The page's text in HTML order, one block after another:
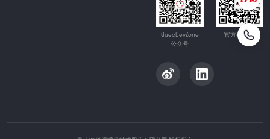
QuecDevZone
公众号
官方公众号